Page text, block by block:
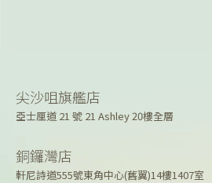
尖沙咀旗艦店
亞士厘道 21 號 21 Ashley 20樓全層
銅鑼灣店
軒尼詩道555號東角中心(舊翼)14樓1407室